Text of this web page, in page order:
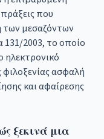
που
των μεσαζόντων
131/2003, το οποίο
ηλεκτρονικό
ασφαλή
και αφαίρεσης
ξεκινά μια